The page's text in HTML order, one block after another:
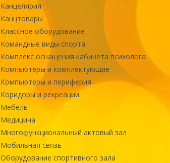
Канцелярия
Канцтовары
Классное оборудование
Командные виды спорта
Комплекс оснащения кабинета психолога
Компьютеры и комплектующие
Компьютеры и периферия
Коридоры и рекреации
Мебель
Медицина
Многофункциональный актовый зал
Мобильная связь
Оборудование спортивного зала